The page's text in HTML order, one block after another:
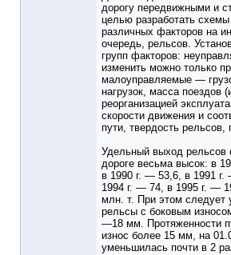
дорогу передвижными и
целью разработать
различных факторов на
очередь, рельсов.
групп факторов:
изменить можно только
малоуправляемые —
нагрузок, масса поездов
реорганизацией
скорости движения и
пути, твердость рельсов,
Удельный выход рельсов
дороге весьма высок: в
в 1990 г. — 53,6, в 1991
1994 г. — 74, в 1995 г. —
млн. т. При этом следует
рельсы с боковым
—18 мм. Протяженности
износ более 15 мм, на
уменьшилась почти в 2